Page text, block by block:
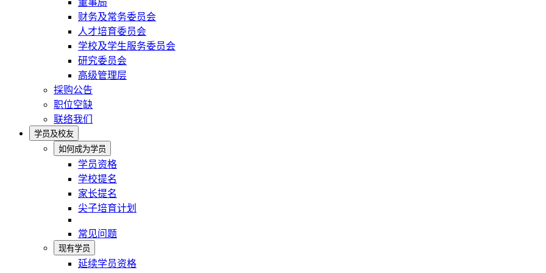
董事局
财务及常务委员会
人才培育委员会
学校及学生服务委员会
研究委员会
高级管理层
採购公告
职位空缺
联络我们
学员及校友
如何成为学员
学员资格
学校提名
家长提名
尖子培育计划
常见问题
现有学员
延续学员资格